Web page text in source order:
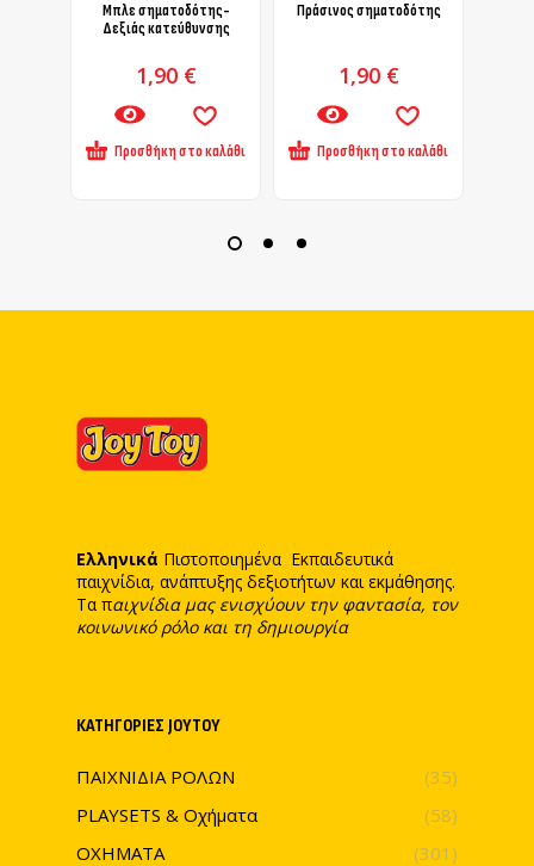
Μπλε σηματοδότης-
Δεξιάς κατεύθυνσης
1,90 €
Προσθήκη στο καλάθι
Πράσινος σηματοδότης
1,90 €
Προσθήκη στο καλάθι
Ελληνικά Πιστοποιημένα Εκπαιδευτικά
παιχνίδια, ανάπτυξης δεξιοτήτων και εκμάθησης.
Τα παιχνίδια μας ενισχύουν την φαντασία, τον
κοινωνικό ρόλο και τη δημιουργία
ΚΑΤΗΓΟΡΊΕΣ JOYTOY
ΠΑΙΧΝΙΔΙΑ ΡΟΛΩΝ
(35)
PLAYSETS & Οχήματα
(58)
ΟΧΗΜΑΤΑ
(301)